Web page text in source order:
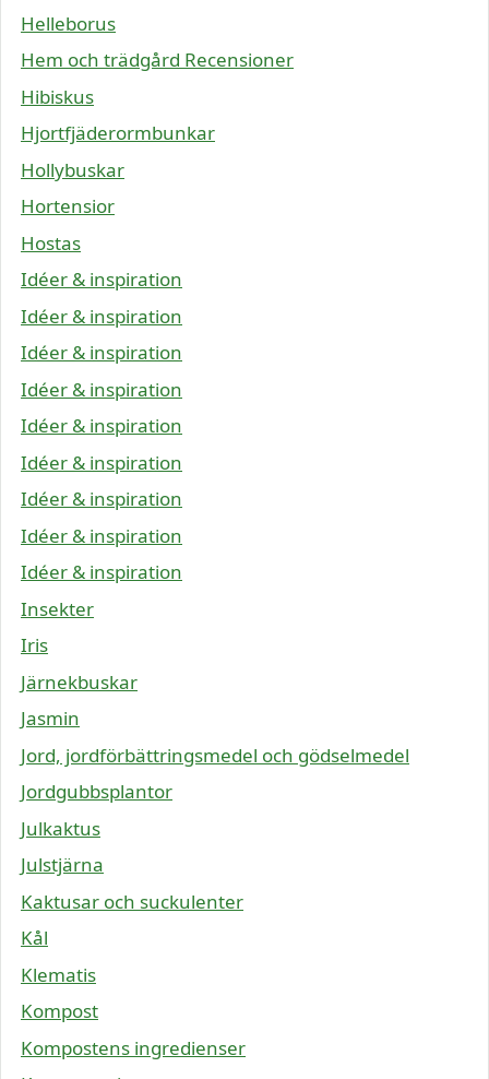
Helleborus
Hem och trädgård Recensioner
Hibiskus
Hjortfjäderormbunkar
Hollybuskar
Hortensior
Hostas
Idéer & inspiration
Idéer & inspiration
Idéer & inspiration
Idéer & inspiration
Idéer & inspiration
Idéer & inspiration
Idéer & inspiration
Idéer & inspiration
Idéer & inspiration
Insekter
Iris
Järnekbuskar
Jasmin
Jord, jordförbättringsmedel och gödselmedel
Jordgubbsplantor
Julkaktus
Julstjärna
Kaktusar och suckulenter
Kål
Klematis
Kompost
Kompostens ingredienser